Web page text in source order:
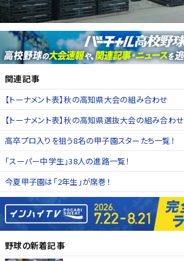
関連記事
【トーナメント表】秋の高知県大会の組み合わせ
【トーナメント表】秋の高知県選抜大会の組み合わせ
高卒プロ入りを狙う8名の甲子園スターたち一覧！
「スーパー中学生」38人の進路一覧！
今夏甲子園は「2年生」が席巻！
野球の新着記事